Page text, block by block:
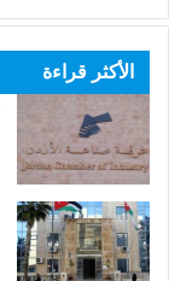
الأكثر قراءة